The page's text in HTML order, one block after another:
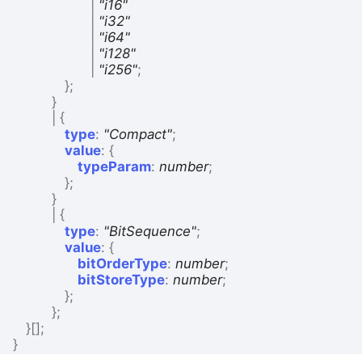
"i16"
"i32"
"i64"
"i128"
"i256";
};
}
{
type: "Compact";
value: {
typeParam: number;
};
}
{
type: "BitSequence";
value: {
bitOrderType: number;
bitStoreType: number;
};
};
}[];
}